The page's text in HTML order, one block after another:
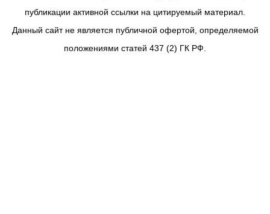
публикации активной ссылки на цитируемый материал.
Данный сайт не является публичной офертой, определяемой
положениями статей 437 (2) ГК РФ.